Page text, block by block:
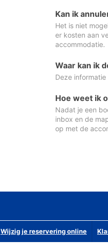
Kan ik
Het is niet
er kosten aan
accommodatie.
Waar kan ik
Deze
Hoe weet ik
Nadat je een
inbox en de
op met de
Wijzig je reservering online